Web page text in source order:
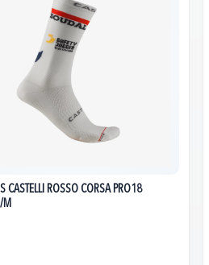
CASTELLI ROSSO CORSA PRO18
M